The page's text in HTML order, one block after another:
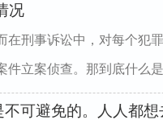
况
在刑事诉讼中，对每个犯
件立案侦查。那到底什么
可避免的。人人都